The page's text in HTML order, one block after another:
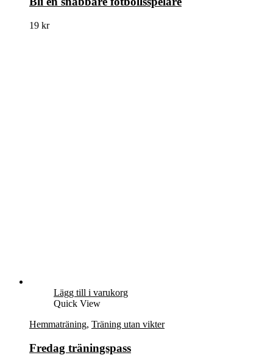
19 kr
Lägg till i varukorg
Quick View
Hemmaträning, Träning utan vikter
Fredag träningspass